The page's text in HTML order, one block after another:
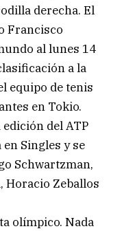
derecha. El
Francisco
al lunes 14
a la
equipo de tenis
en Tokio.
del ATP
Singles y se
Schwartzman,
Horacio Zeballos
olímpico. Nada